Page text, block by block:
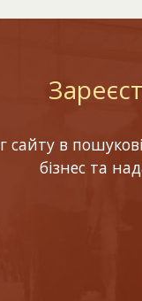
в
бізнес та